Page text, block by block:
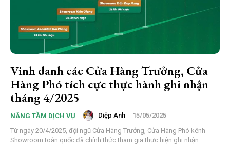
Vinh danh các Cửa Hàng Trưởng, Cửa
Hàng Phó tích cực thực hành ghi nhận
tháng 4/2025
NÂNG TẦM DỊCH VỤ Diệp Anh - 15/05/2025
Từ ngày 20/4/2025, đội ngũ Cửa Hàng Trưởng, Cửa Hàng Phó kênh
Showroom toàn quốc đã chính thức tham gia thực hiện ghi nhận...